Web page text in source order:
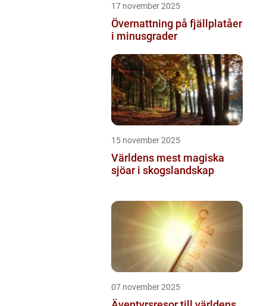
17 november 2025
Övernattning på fjällplatåer
i minusgrader
15 november 2025
Världens mest magiska
sjöar i skogslandskap
07 november 2025